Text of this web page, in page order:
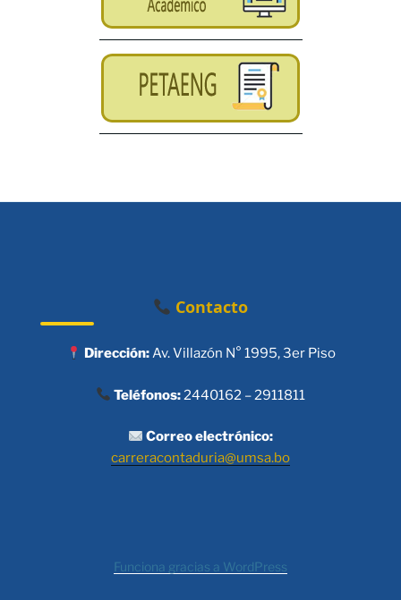
Contacto
Dirección:Av. Villazón N° 1995, 3er Piso
Teléfonos:2440162 – 2911811
Correo electrónico:
carreracontaduria@umsa.bo
Funciona gracias a WordPress